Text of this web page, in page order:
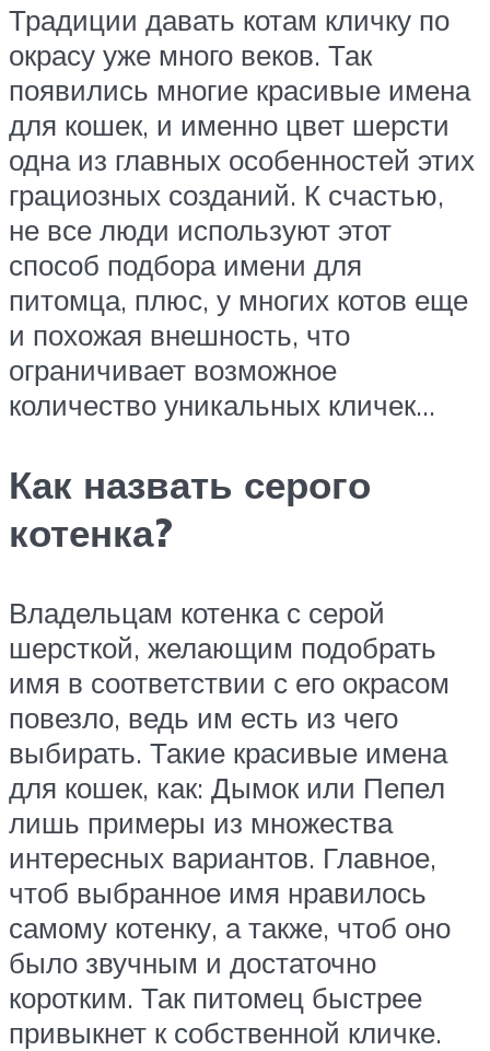
Традиции давать котам кличку по
окрасу уже много веков. Так
появились многие красивые имена
для кошек, и именно цвет шерсти
одна из главных особенностей этих
грациозных созданий. К счастью,
не все люди используют этот
способ подбора имени для
питомца, плюс, у многих котов еще
и похожая внешность, что
ограничивает возможное
количество уникальных кличек…
Как назвать серого
котенка?
Владельцам котенка с серой
шерсткой, желающим подобрать
имя в соответствии с его окрасом
повезло, ведь им есть из чего
выбирать. Такие красивые имена
для кошек, как: Дымок или Пепел
лишь примеры из множества
интересных вариантов. Главное,
чтоб выбранное имя нравилось
самому котенку, а также, чтоб оно
было звучным и достаточно
коротким. Так питомец быстрее
привыкнет к собственной кличке.